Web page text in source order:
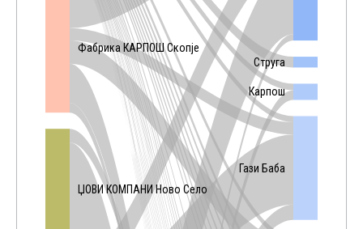
Струга
Карпош
Гази Баба
Фабрика КАРПОШ Скопје
ЏОВИ КОМПАНИ Ново Село